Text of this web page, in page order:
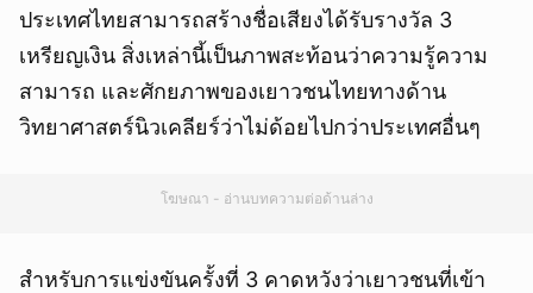
ประเทศไทยสามารถสร้างชื่อเสียงได้รับรางวัล 3
เหรียญเงิน สิ่งเหล่านี้เป็นภาพสะท้อนว่าความรู้ความ
สามารถ และศักยภาพของเยาวชนไทยทางด้าน
วิทยาศาสตร์นิวเคลียร์ว่าไม่ด้อยไปกว่าประเทศอื่นๆ
โฆษณา - อ่านบทความต่อด้านล่าง
สำหรับการแข่งขันครั้งที่ 3 คาดหวังว่าเยาวชนที่เข้า